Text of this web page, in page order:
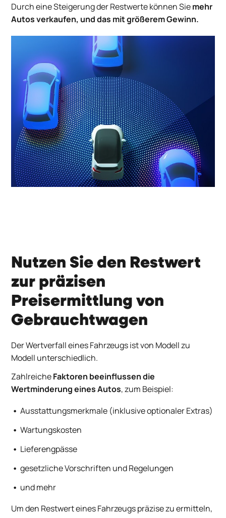
Durch eine Steigerung der Restwerte können Siemehr
Autos verkaufen, und das mit größeremGewinn.
Nutzen Sie den Restwert
zur präzisen
Preisermittlung von
Gebrauchtwagen
Der Wertverfall eines Fahrzeugs ist von Modell zu
Modell unterschiedlich.
ZahlreicheFaktoren beeinflussen die
Wertminderung eines Autos, zum Beispiel:
Ausstattungsmerkmale (inklusive optionaler Extras)
Wartungskosten
Lieferengpässe
gesetzliche Vorschriften und Regelungen
und mehr
Um den Restwert eines Fahrzeugs präzise zu ermitteln,